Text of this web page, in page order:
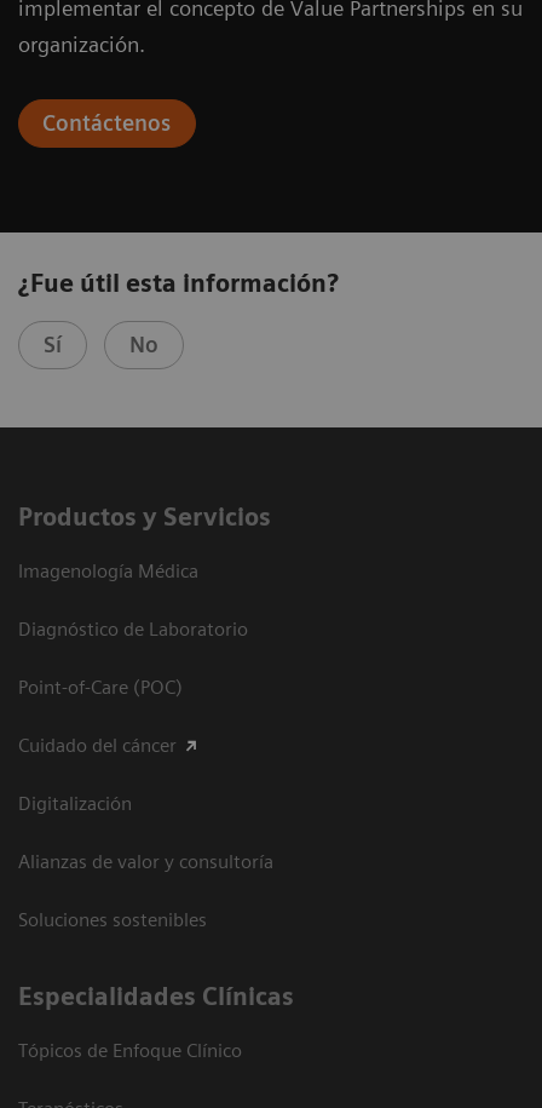
implementar el concepto de Value Partnerships en su
organización.
Contáctenos
¿Fue útil esta información?
Sí No
Productos y Servicios
Imagenología Médica
Diagnóstico de Laboratorio
Point-of-Care (POC)
Cuidado del cáncer
Digitalización
Alianzas de valor y consultoría
Soluciones sostenibles
Especialidades Clínicas
Tópicos de Enfoque Clínico